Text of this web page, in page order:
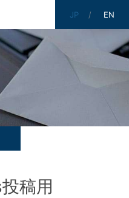
JP EN
稿用